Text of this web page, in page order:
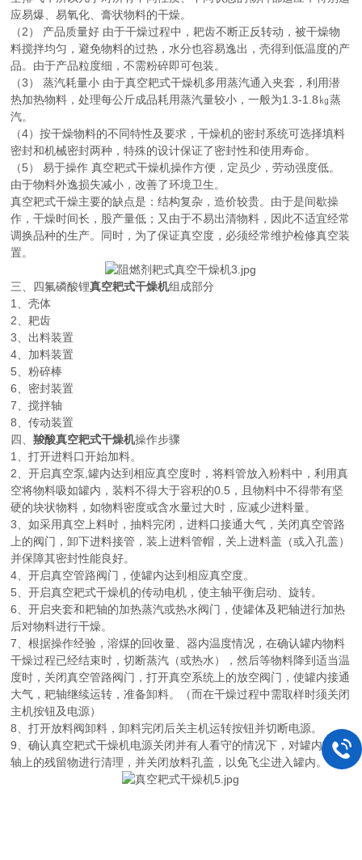
应易爆、易氧化、膏状物料的干燥。
（2） 产品质量好 由于干燥过程中，耙齿不断正反转动，被干燥物
料搅拌均匀，避免物料的过热，水分也容易逸出，壳得到低温度的产
品。由于产品粒度细，不需粉碎即可包装。
（3） 蒸汽耗量小 由于真空耙式干燥机多用蒸汽通入夹套，利用潜
热加热物料，处理每公斤成品耗用蒸汽量较小，一般为1.3-1.8㎏蒸
汽。
（4）按干燥物料的不同特性及要求，干燥机的密封系统可选择填料
密封和机械密封两种，特殊的设计保证了密封性和使用寿命。
（5） 易于操作 真空耙式干燥机操作方便，定员少，劳动强度低。
由于物料外逸损失减小，改善了环境卫生。
真空耙式干燥主要的缺点是：结构复杂，造价较贵。由于是间歇操
作，干燥时间长，股产量低；又由于不易出清物料，因此不适宜经常
调换品种的生产。同时，为了保证真空度，必须经常维护检修真空装
置。
三、四氟磷酸锂真空耙式干燥机组成部分
1、壳体
2、耙齿
3、出料装置
4、加料装置
5、粉碎棒
6、密封装置
7、搅拌轴
8、传动装置
四、羧酸真空耙式干燥机操作步骤
1、打开进料口开始加料。
2、开启真空泵,罐内达到相应真空度时，将料管放入粉料中，利用真
空将物料吸如罐内，装料不得大于容积的0.5，且物料中不得带有坚
硬的块状物料，如物料密度或含水量过大时，应减少进料量。
3、如采用真空上料时，抽料完闭，进料口接通大气，关闭真空管路
上的阀门，卸下进料接管，装上进料管帽，关上进料盖（或入孔盖）
并保障其密封性能良好。
4、开启真空管路阀门，使罐内达到相应真空度。
5、开启真空耙式干燥机的传动电机，使主轴平衡启动、旋转。
6、开启夹套和耙轴的加热蒸汽或热水阀门，使罐体及耙轴进行加热
后对物料进行干燥。
7、根据操作经验，溶煤的回收量、器内温度情况，在确认罐内物料
干燥过程已经结束时，切断蒸汽（或热水），然后等物料降到适当温
度时，关闭真空管路阀门，打开真空系统上的放空阀门，使罐内接通
大气，耙轴继续运转，准备卸料。（而在干燥过程中需取样时须关闭
主机按钮及电源）
8、打开放料阀卸料，卸料完闭后关主机运转按钮并切断电源。
9、确认真空耙式干燥机电源关闭并有人看守的情况下，对罐内或耙
轴上的残留物进行清理，并关闭放料孔盖，以免飞尘进入罐内。